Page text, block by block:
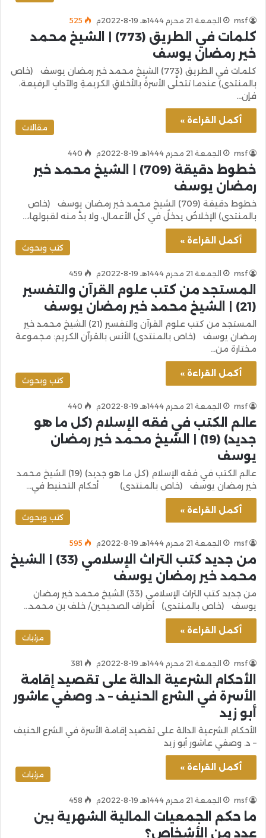
msf الجمعة 21 محرم 1444هـ 19-8-2022م 525
كلمات في الطريق (773) | الشيخ محمد
خير رمضان يوسف
كلمات في الطريق (773) الشيخ محمد خير رمضان يوسف (خاص
بالمنتدى) عندما تتحلَّى الأسرةُ بالأخلاقِ الكريمةِ والآدابِ الرفيعة،
فإن…
أكمل القراءة »
مقالات
msf الجمعة 21 محرم 1444هـ 19-8-2022م 440
خطوط دقيقة (709) | الشيخ محمد خير
رمضان يوسف
خطوط دقيقة (709) الشيخ محمد خير رمضان يوسف (خاص
بالمنتدى) الإخلاصُ يدخلُ في كلِّ الأعمال، ولا بدَّ منه لقبولها،…
أكمل القراءة »
كتب وبحوث
msf الجمعة 21 محرم 1444هـ 19-8-2022م 459
المستجد من كتب علوم القرآن والتفسير
(21) | الشيخ محمد خير رمضان يوسف
المستجد من كتب علوم القرآن والتفسير (21) الشيخ محمد خير
رمضان يوسف (خاص بالمنتدى) الأنس بالقرآن الكريم: مجموعة
مختارة من…
أكمل القراءة »
كتب وبحوث
msf الجمعة 21 محرم 1444هـ 19-8-2022م 440
عالم الكتب في فقه الإسلام (كل ما هو
جديد) (19) | الشيخ محمد خير رمضان
يوسف
عالم الكتب في فقه الإسلام (كل ما هو جديد) (19) الشيخ محمد
خير رمضان يوسف (خاص بالمنتدى) ​أحكام التحنيط في…
أكمل القراءة »
كتب وبحوث
msf الجمعة 21 محرم 1444هـ 19-8-2022م 595
من جديد كتب التراث الإسلامي (33) | الشيخ
محمد خير رمضان يوسف
من جديد كتب التراث الإسلامي (33) الشيخ محمد خير رمضان
يوسف (خاص بالمنتدى) أطراف الصحيحين/ خلف بن محمد…
أكمل القراءة »
مرئيات
msf الجمعة 21 محرم 1444هـ 19-8-2022م 381
الأحكام الشرعية الدالة على تقصيد إقامة
الأسرة في الشرع الحنيف – د. وصفي عاشور
أبو زيد
الأحكام الشرعية الدالة على تقصيد إقامة الأسرة في الشرع الحنيف
– د. وصفي عاشور أبو زيد
أكمل القراءة »
مرئيات
msf الجمعة 21 محرم 1444هـ 19-8-2022م 458
ما حكم الجمعيات المالية الشهرية بين
عدد من الأشخاص؟